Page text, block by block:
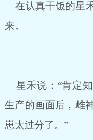
在认真干饭的星
来。
星禾说：“肯定
生产的画面后，雌
崽太过分了。”